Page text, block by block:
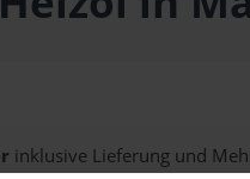
inklusive Lieferung und